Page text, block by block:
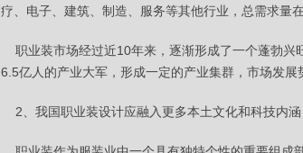
疗、电子、建筑、制造、服务等其他行业，总需求量
职业装市场经过近10年来，逐渐形成了一个蓬勃兴
6.5亿人的产业大军，形成一定的产业集群，市场发展
2、我国职业装设计应融入更多本土文化和科技内涵